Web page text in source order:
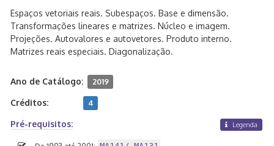
Espaços vetoriais reais. Subespaços. Base e dimensão.
Transformações lineares e matrizes. Núcleo e imagem.
Projeções. Autovalores e autovetores. Produto interno.
Matrizes reais especiais. Diagonalização.
Ano de Catálogo: 2019
Créditos: 4
Pré-requisitos: Legenda